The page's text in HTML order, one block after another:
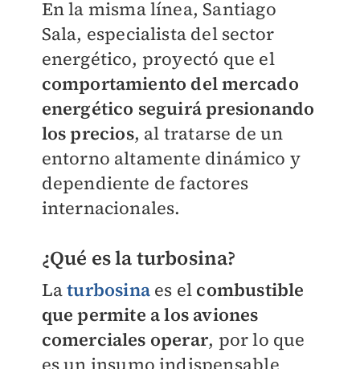
En la misma línea, Santiago
Sala, especialista del sector
energético, proyectó que el
comportamiento del mercado
energético seguirá presionando
los precios, al tratarse de un
entorno altamente dinámico y
dependiente de factores
internacionales.
¿Qué es la turbosina?
Laturbosinaes el combustible
quepermite a los aviones
comerciales operar, por lo que